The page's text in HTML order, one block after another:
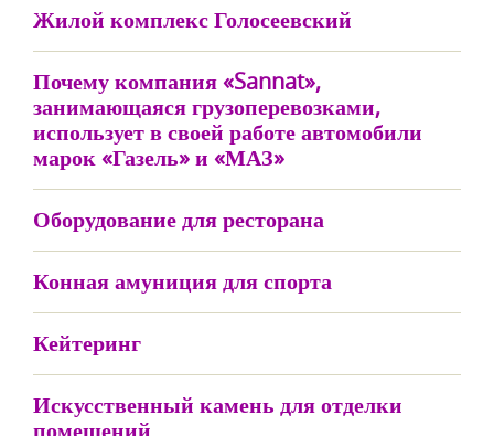
Жилой комплекс Голосеевский
Почему компания «Sannat»,
занимающаяся грузоперевозками,
использует в своей работе автомобили
марок «Газель» и «МАЗ»
Оборудование для ресторана
Конная амуниция для спорта
Кейтеринг
Искусственный камень для отделки
помещений